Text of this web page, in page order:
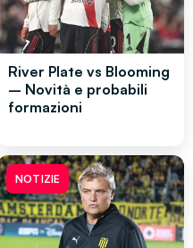
River Plate vs Blooming
– Novità e probabili
formazioni
NOTIZIE